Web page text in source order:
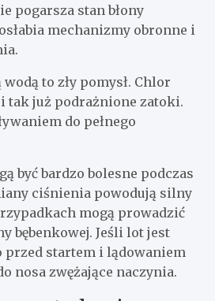
pogarsza stan błony
mechanizmy obronne i
to zły pomysł. Chlor
i tak już podrażnione zatoki.
do pełnego
być bardzo bolesne podczas
ciśnienia powodują silny
mogą prowadzić
bębenkowej. Jeśli lot jest
startem i lądowaniem
nosa zwężające naczynia.